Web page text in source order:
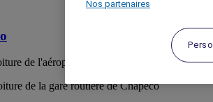
de l'aéroport Serafim Enoss Bertaso
de la gare routière de Chapecó
Nos partenaires